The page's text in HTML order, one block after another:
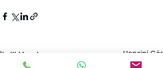
İlgili Yazılar Hepsini Gör